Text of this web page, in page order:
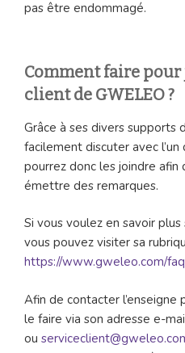
pas être endommagé.
Comment faire
client de GWELEO ?
Grâce à ses divers supports
facilement discuter avec
pourrez donc les joindre
émettre des remarques.
Si vous voulez en savoir
vous pouvez visiter sa
https://www.gweleo.com/faq
Afin de contacter l’enseigne
le faire via son adresse e-
ou